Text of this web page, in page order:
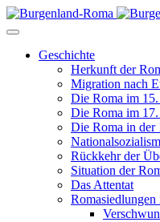
Geschichte
Herkunft der
Migration nach
Die Roma im
Die Roma im
Die Roma in der
Rückkehr der
Situation der
Das Attentat